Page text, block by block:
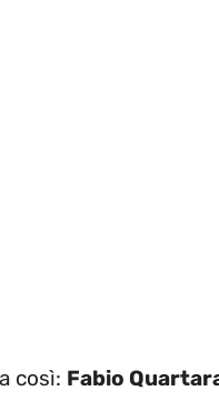
così: Fabio